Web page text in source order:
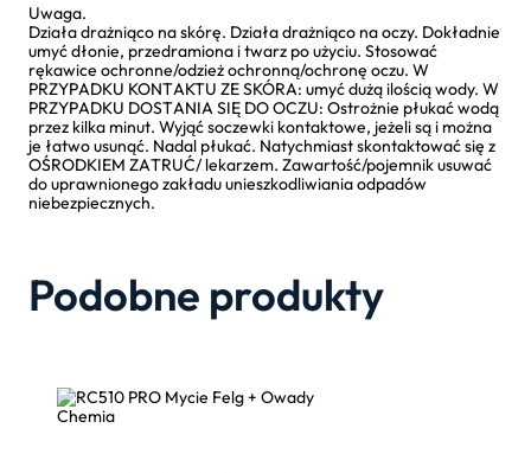
Uwaga.
Działa drażniąco na skórę. Działa drażniąco na oczy. Dokładnie
umyć dłonie, przedramiona i twarz po użyciu. Stosować
rękawice ochronne/odzież ochronną/ochronę oczu. W
PRZYPADKU KONTAKTU ZE SKÓRA: umyć dużą ilością wody. W
PRZYPADKU DOSTANIA SIĘ DO OCZU: Ostrożnie płukać wodą
przez kilka minut. Wyjąć soczewki kontaktowe, jeżeli są i można
je łatwo usunąć. Nadal płukać. Natychmiast skontaktować się z
OŚRODKIEM ZATRUĆ/ lekarzem. Zawartość/pojemnik usuwać
do uprawnionego zakładu unieszkodliwiania odpadów
niebezpiecznych.
Podobne produkty
Chemia